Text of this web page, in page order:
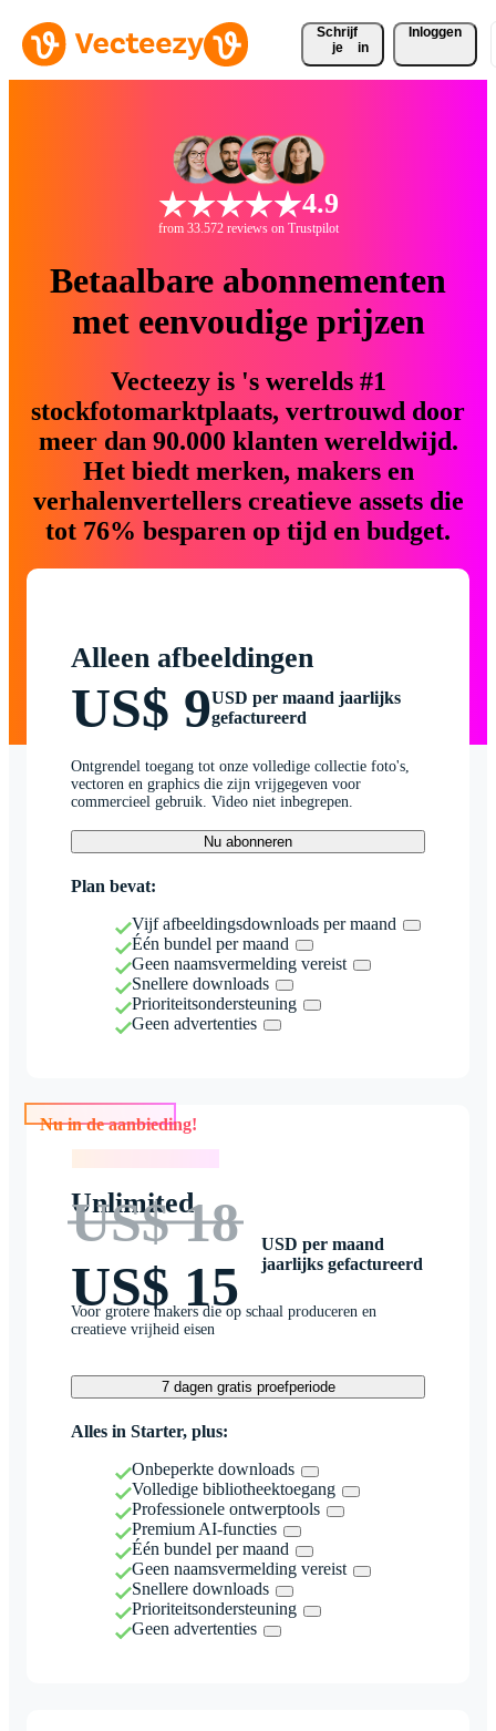
Schrijf
je
in
Inloggen
4.9
from 33.572 reviews on Trustpilot
Betaalbare abonnementen
met eenvoudige prijzen
Vecteezy is 's werelds #1
stockfotomarktplaats, vertrouwd door
meer dan 90.000 klanten wereldwijd.
Het biedt merken, makers en
verhalenvertellers creatieve assets die
tot 76% besparen op tijd en budget.
Alleen afbeeldingen
US$ 9USD per maand jaarlijks
gefactureerd
Ontgrendel toegang tot onze volledige collectie foto's,
vectoren en graphics die zijn vrijgegeven voor
commercieel gebruik. Video niet inbegrepen.
Nu abonneren
Plan bevat:
Vijf afbeeldingsdownloads per maand
Één bundel per maand
Geen naamsvermelding vereist
Snellere downloads
Prioriteitsondersteuning
Geen advertenties
Nu in de aanbieding!
Unlimited
US$ 18
US$ 15
USD per maand
jaarlijks gefactureerd
Voor grotere makers die op schaal produceren en
creatieve vrijheid eisen
7 dagen gratis proefperiode
Alles in Starter, plus:
Onbeperkte downloads
Volledige bibliotheektoegang
Professionele ontwerptools
Premium AI-functies
Één bundel per maand
Geen naamsvermelding vereist
Snellere downloads
Prioriteitsondersteuning
Geen advertenties